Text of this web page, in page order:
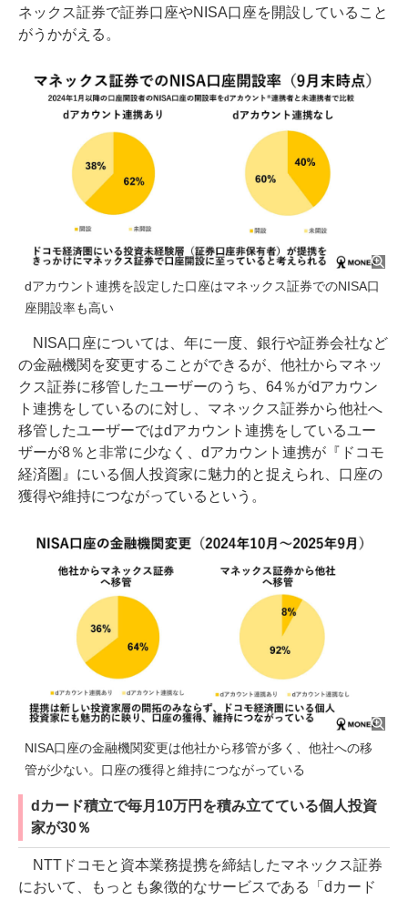
ネックス証券で証券口座やNISA口座を開設していること
がうかがえる。
dアカウント連携を設定した口座はマネックス証券でのNISA口
座開設率も高い
NISA口座については、年に一度、銀行や証券会社など
の金融機関を変更することができるが、他社からマネッ
クス証券に移管したユーザーのうち、64％がdアカウン
ト連携をしているのに対し、マネックス証券から他社へ
移管したユーザーではdアカウント連携をしているユー
ザーが8％と非常に少なく、dアカウント連携が『ドコモ
経済圏』にいる個人投資家に魅力的と捉えられ、口座の
獲得や維持につながっているという。
NISA口座の金融機関変更は他社から移管が多く、他社への移
管が少ない。口座の獲得と維持につながっている
dカード積立で毎月10万円を積み立てている個人投資
家が30％
NTTドコモと資本業務提携を締結したマネックス証券
において、もっとも象徴的なサービスである「dカード